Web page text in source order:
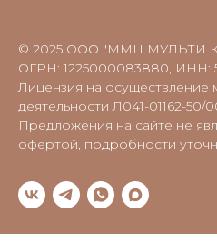
© 2025 ООО "ММЦ МУЛЬТИ
ОГРН: 1225000083880, ИНН:
Лицензия на осуществление
деятельности Л041-01162-50/
Предложения на сайте не
офертой, подробности